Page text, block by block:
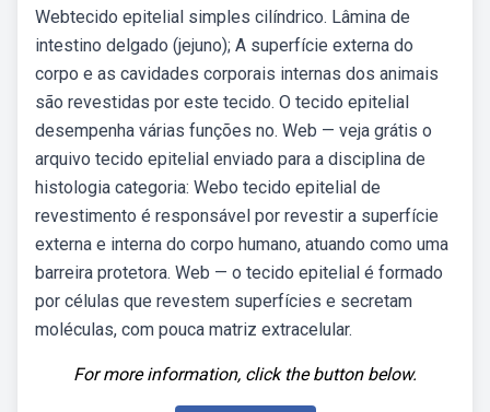
Webtecido epitelial simples cilíndrico. Lâmina de
intestino delgado (jejuno); A superfície externa do
corpo e as cavidades corporais internas dos animais
são revestidas por este tecido. O tecido epitelial
desempenha várias funções no. Web — veja grátis o
arquivo tecido epitelial enviado para a disciplina de
histologia categoria: Webo tecido epitelial de
revestimento é responsável por revestir a superfície
externa e interna do corpo humano, atuando como uma
barreira protetora. Web — o tecido epitelial é formado
por células que revestem superfícies e secretam
moléculas, com pouca matriz extracelular.
For more information, click the button below.